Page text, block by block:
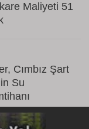
Maliyeti 51
Cımbız Şart
Su